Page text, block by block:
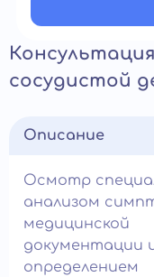
сосудистой
Описание
Осмотр
анализом
медицинской
документации
определением